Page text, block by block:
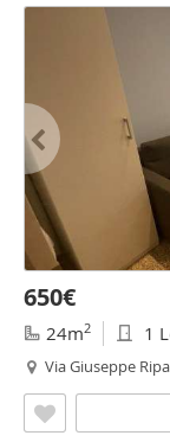
650€
24m2 1
Via Giuseppe